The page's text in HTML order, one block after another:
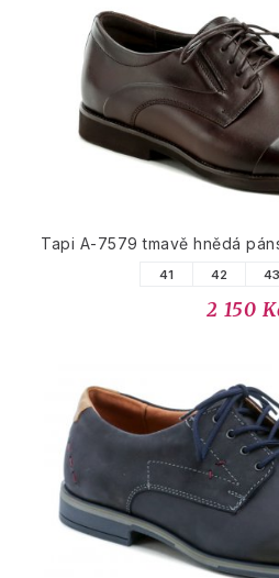
Tapi A-7579 tmavě hnědá
41 42 43
2 150